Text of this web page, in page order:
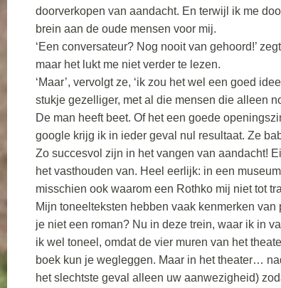
doorverkopen van aandacht. En terwijl ik me
brein aan de oude mensen voor mij.
‘Een conversateur? Nog nooit van gehoord!’
maar het lukt me niet verder te lezen.
‘Maar’, vervolgt ze, ‘ik zou het wel een goed
stukje gezelliger, met al die mensen die alleen
De man heeft beet. Of het een goede
google krijg ik in ieder geval nul resultaat. Ze
Zo succesvol zijn in het vangen van aandacht!
het vasthouden van. Heel eerlijk: in een
misschien ook waarom een Rothko mij niet tot
Mijn toneelteksten hebben vaak kenmerken
je niet een roman? Nu in deze trein, waar ik in
ik wel toneel, omdat de vier muren van het
boek kun je wegleggen. Maar in het theater…
het slechtste geval alleen uw aanwezigheid)